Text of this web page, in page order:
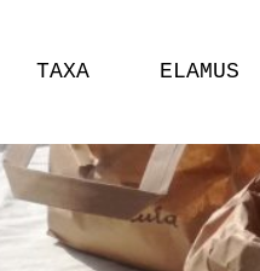
TAXA ELAMUS